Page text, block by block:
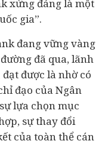
xứng đáng là một
gia”.
đang vững vàng
đã qua, lãnh
được là nhờ có
đạo của Ngân
lựa chọn mục
sự thay đổi
của toàn thể cán